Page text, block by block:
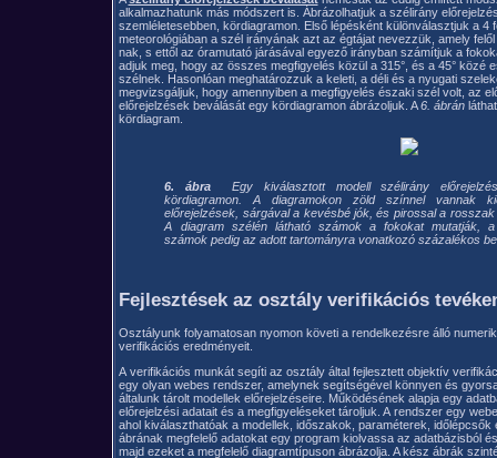
alkalmazhatunk más módszert is. Ábrázolhatjuk a szélirány
szemléletesebben, kördiagramon. Első lépésként különválasztjuk a 4
meteorológiában a szél irányának azt az égtájat nevezzük, amely
nak, s ettől az óramutató járásával egyező irányban számítjuk a
adjuk meg, hogy az összes megfigyelés közül a 315°, és a 45° közé
szélnek. Hasonlóan meghatározzuk a keleti, a déli és a nyugati
megvizsgáljuk, hogy amennyiben a megfigyelés északi szél volt, az
előrejelzések beválását egy kördiagramon ábrázoljuk. A6. ábrán
kördiagram.
6. ábra Egy kiválasztott modell szélirány
kördiagramon. A diagramokon zöld színnel vannak
előrejelzések, sárgával a kevésbé jók, és pirossal a
A diagram szélén látható számok a fokokat mutatják,
számok pedig az adott tartományra vonatkozó százalékos
Fejlesztések az osztály verifikációs
Osztályunk folyamatosan nyomon követi a rendelkezésre álló
verifikációs eredményeit.
A verifikációs munkát segíti az osztály által fejlesztett objektív
egy olyan webes rendszer, amelynek segítségével könnyen és
általunk tárolt modellek előrejelzéseire. Működésének alapja egy
előrejelzési adatait és a megfigyeléseket tároljuk. A rendszer egy
ahol kiválaszthatóak a modellek, időszakok, paraméterek,
ábrának megfelelő adatokat egy program kiolvassa az adatbázisból
majd ezeket a megfelelő diagramtípuson ábrázolja. A kész ábrák